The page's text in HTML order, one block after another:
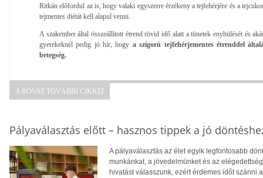
Ritkán előfordul az is, hogy valaki egyszerre érzékeny a tejfehérjére és a
tejmentes diétát kell alapul venni.
A szakember által összeállított étrend rövid idő alatt a tünetek enyhülését és
gyerekeknél pedig jó hír, hogy a szigorú tejfehérjementes étrenddel
betegség.
A ROVAT TOVÁBBI CIKKEI
Pályaválasztás előtt – hasznos tippek a jó
A pályaválasztás az élet egyik legfontosabb
munkánkat, a jövedelmünket és az
hivatást válasszunk, ezért érdemes időt szánni